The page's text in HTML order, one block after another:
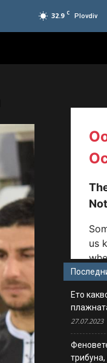
32.9 C Plovdiv
Ето
27.07.2023
трибуна,